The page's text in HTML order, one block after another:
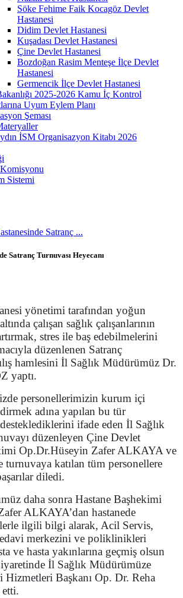
Söke Fehime Faik Kocagöz Devlet
Hastanesi
Didim Devlet Hastanesi
Kuşadası Devlet Hastanesi
Çine Devlet Hastanesi
Bozdoğan Rasim Menteşe İlçe Devlet
Hastanesi
Germencik İlçe Devlet Hastanesi
2025-2026 Kamu İç Kontrol
Uyum Eylem Planı
Şeması
İSM Organisazyon Kitabı 2026
Sistemi
Satranç ...
Satranç Turnuvası Heyecanı
yönetimi tarafından yoğun
çalışan sağlık çalışanlarının
stres ile baş edebilmelerini
düzenlenen Satranç
hamlesini İl Sağlık Müdürümüz Dr.
yaptı.
personellerimizin kurum içi
adına yapılan bu tür
ifade eden İl Sağlık
düzenleyen Çine Devlet
Op.Dr.Hüseyin Zafer ALKAYA ve
turnuvaya katılan tüm personellere
diledi.
daha sonra Hastane Başhekimi
ALKAYA’dan hastanede
ilgili bilgi alarak, Acil Servis,
merkezini ve poliklinikleri
ve hasta yakınlarına geçmiş olsun
İl Sağlık Müdürümüze
Hizmetleri Başkanı Op. Dr. Reha